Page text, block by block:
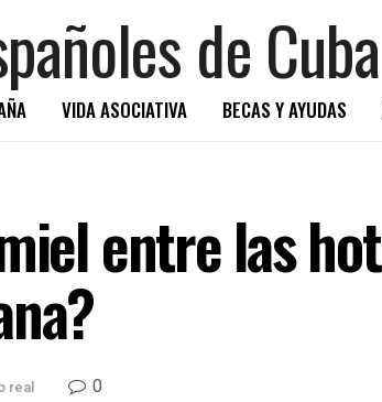
VIDA ASOCIATIVA BECAS Y AYUDAS
entre las
real 0